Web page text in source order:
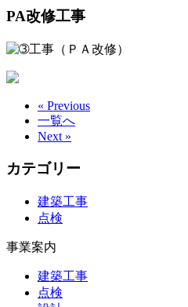
PA改修工事
« Previous
一覧へ
Next »
カテゴリー
建築工事
点検
事業案内
建築工事
点検